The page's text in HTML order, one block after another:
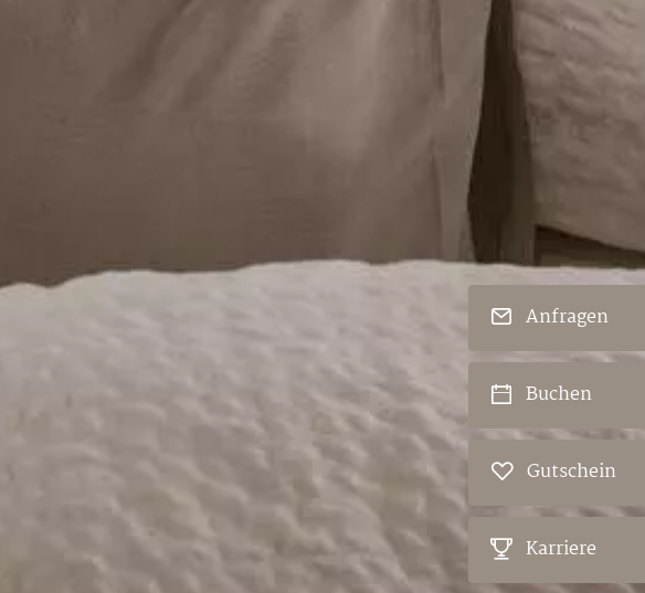
Anfragen
Buchen
Gutschein
Karriere